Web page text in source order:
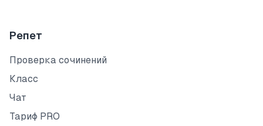
Репет
Проверка сочинений
Класс
Чат
Тариф PRO